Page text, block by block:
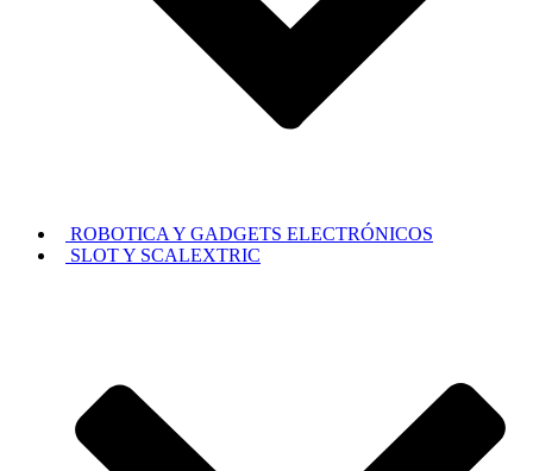
ROBOTICA Y GADGETS ELECTRÓNICOS
SLOT Y SCALEXTRIC